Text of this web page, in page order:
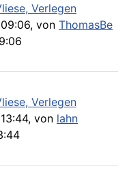
Verlegen
von ThomasBe
Verlegen
von lahn